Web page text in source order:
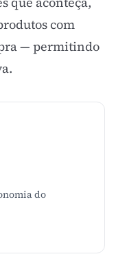
com
— permitindo
do